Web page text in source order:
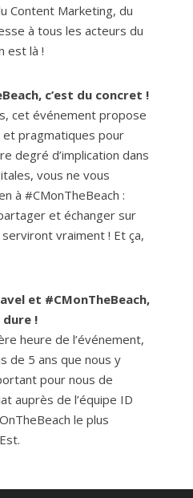
Content Marketing, du
à tous les acteurs du
est là !
c’est du concret !
cet événement propose
pragmatiques pour
degré d’implication dans
vous ne vous
à #CMonTheBeach :
et échanger sur
vraiment ! Et ça,
et #CMonTheBeach,
dure !
heure de l’événement,
de 5 ans que nous y
pour nous de
auprès de l’équipe ID
le plus